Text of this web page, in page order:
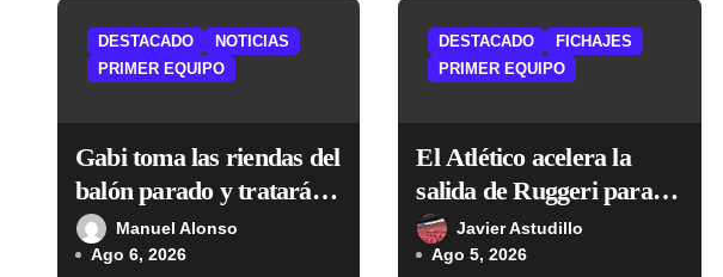
DESTACADO
NOTICIAS
PRIMER EQUIPO
Gabi toma las riendas del
balón parado y tratará de
resucitar una faceta que
Simeone desea recuperar
Manuel Alonso
Ago 6, 2026
DESTACADO
FICHAJES
PRIMER EQUIPO
El Atlético acelera la
salida de Ruggeri para
lanzarse a por el Cuti
Javier Astudillo
Ago 5, 2026